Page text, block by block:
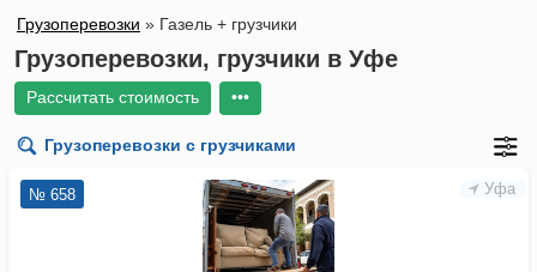
Грузоперевозки » Газель + грузчики
Грузоперевозки, грузчики в Уфе
Рассчитать стоимость •••
Уфа
№ 658